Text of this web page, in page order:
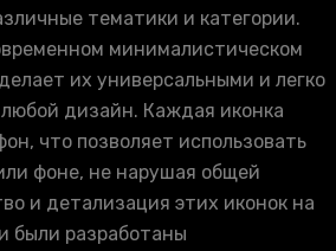
тематики и категории.
минималистическом
их универсальными и легко
дизайн. Каждая иконка
что позволяет использовать
фоне, не нарушая общей
и детализация этих иконок на
были разработаны